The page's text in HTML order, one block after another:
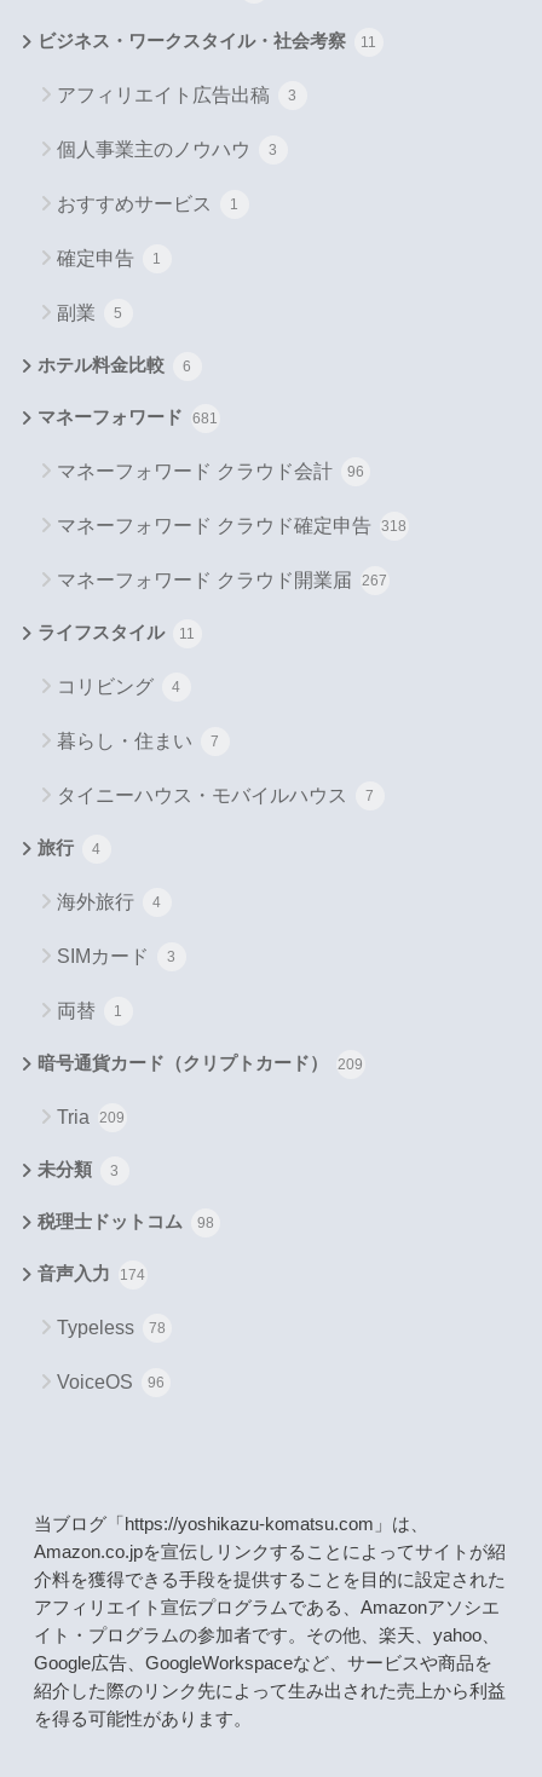
ビジネス・ワークスタイル・社会考察 11
アフィリエイト広告出稿 3
個人事業主のノウハウ 3
おすすめサービス 1
確定申告 1
副業 5
ホテル料金比較 6
マネーフォワード 681
マネーフォワード クラウド会計 96
マネーフォワード クラウド確定申告 318
マネーフォワード クラウド開業届 267
ライフスタイル 11
コリビング 4
暮らし・住まい 7
タイニーハウス・モバイルハウス 7
旅行 4
海外旅行 4
SIMカード 3
両替 1
暗号通貨カード（クリプトカード） 209
Tria 209
未分類 3
税理士ドットコム 98
音声入力 174
Typeless 78
VoiceOS 96
当ブログ「https://yoshikazu-komatsu.com」は、
Amazon.co.jpを宣伝しリンクすることによってサイトが紹
介料を獲得できる手段を提供することを目的に設定された
アフィリエイト宣伝プログラムである、Amazonアソシエ
イト・プログラムの参加者です。その他、楽天、yahoo、
Google広告、GoogleWorkspaceなど、サービスや商品を
紹介した際のリンク先によって生み出された売上から利益
を得る可能性があります。